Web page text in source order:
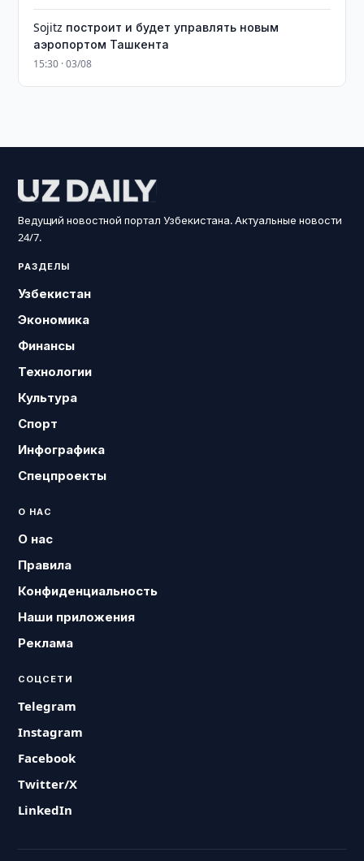
Sojitz построит и будет управлять новым
аэропортом Ташкента
15:30 · 03/08
Ведущий новостной портал Узбекистана. Актуальные новости
24/7.
РАЗДЕЛЫ
Узбекистан
Экономика
Финансы
Технологии
Культура
Спорт
Инфографика
Спецпроекты
О НАС
О нас
Правила
Конфиденциальность
Наши приложения
Реклама
СОЦСЕТИ
Telegram
Instagram
Facebook
Twitter/X
LinkedIn